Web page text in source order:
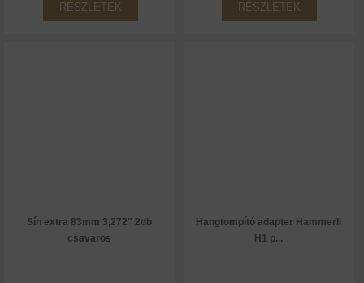
RÉSZLETEK RÉSZLETEK
Sín extra 83mm 3,272" 2db
csavaros
Hangtompító adapter Hammerli
H1 p...